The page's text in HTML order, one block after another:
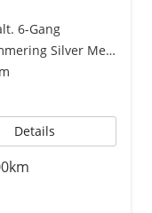
6-Gang
Shimmering Silver Metallic
Details